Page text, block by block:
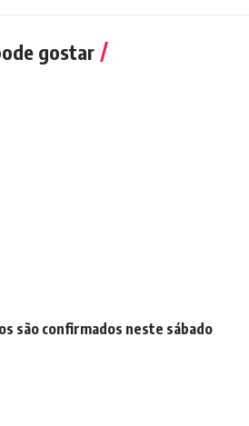
gostar
são confirmados neste sábado